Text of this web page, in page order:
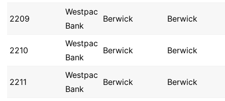
2209
Westpac
Bank
Berwick Berwick
2210
Westpac
Bank
Berwick Berwick
2211
Westpac
Bank
Berwick Berwick